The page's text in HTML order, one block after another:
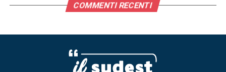
COMMENTI RECENTI